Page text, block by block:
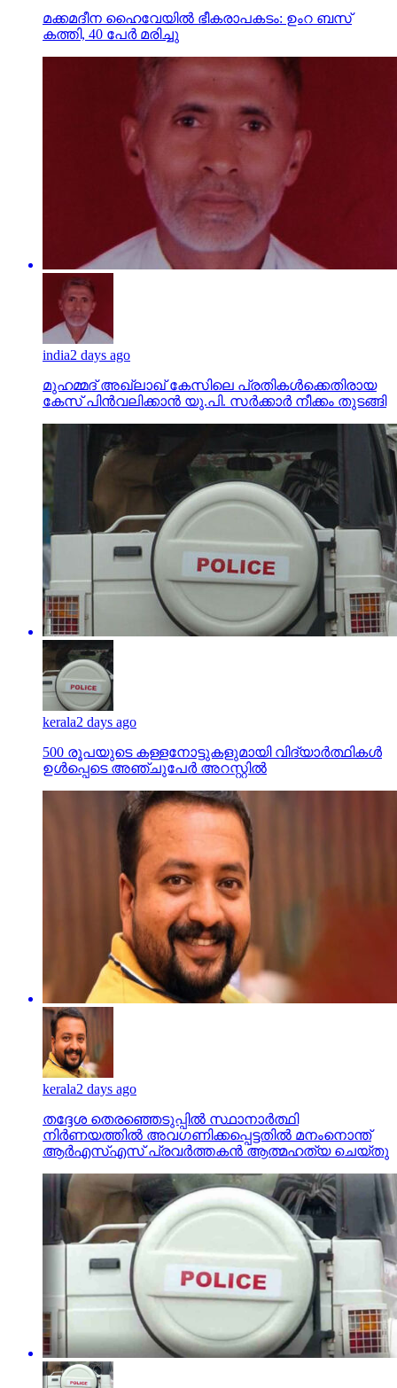
മക്കമദീന ഹൈവേയില്‍ ഭീകരാപകടം: ഉംറ ബസ്
കത്തി, 40 പേര്‍ മരിച്ചു
india2 days ago
മുഹമ്മദ് അഖ്‌ലാഖ് കേസിലെ പ്രതികള്‍ക്കെതിരായ
കേസ് പിന്‍വലിക്കാന്‍ യു.പി. സര്‍ക്കാര്‍ നീക്കം തുടങ്ങി
kerala2 days ago
500 രൂപയുടെ കള്ളനോട്ടുകളുമായി വിദ്യാര്‍ത്ഥികള്‍
ഉള്‍പ്പെടെ അഞ്ചുപേര്‍ അറസ്റ്റില്‍
kerala2 days ago
തദ്ദേശ തെരഞ്ഞെടുപ്പില്‍ സ്ഥാനാര്‍ത്ഥി
നിര്‍ണയത്തില്‍ അവഗണിക്കപ്പെട്ടതില്‍ മനംനൊന്ത്
ആര്‍എസ്എസ് പ്രവര്‍ത്തകന്‍ ആത്മഹത്യ ചെയ്തു